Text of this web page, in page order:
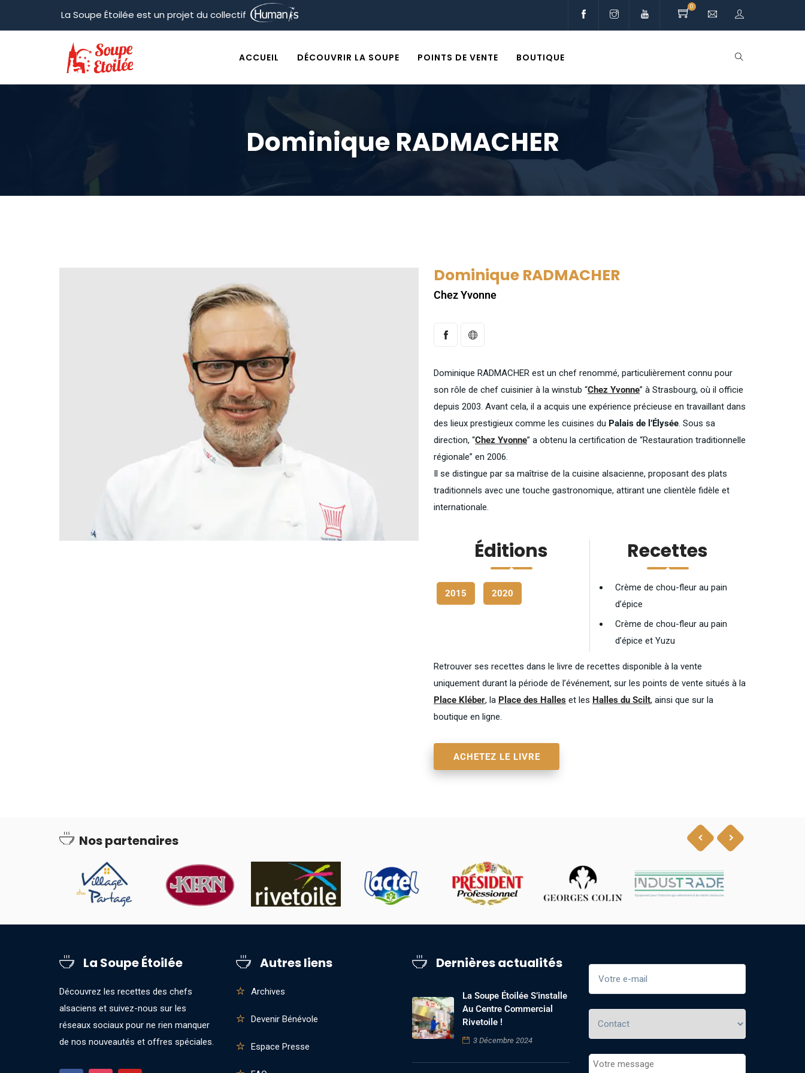
La Soupe Étoilée est un projet du collectif
0
ACCUEIL DÉCOUVRIR LA SOUPE POINTS DE VENTE BOUTIQUE
Dominique RADMACHER
Dominique RADMACHER
Chez Yvonne
Dominique RADMACHER est un chef renommé, particulièrement connu pour
son rôle de chef cuisinier à la winstub “Chez Yvonne” à Strasbourg, où il officie
depuis 2003. Avant cela, il a acquis une expérience précieuse en travaillant dans
des lieux prestigieux comme les cuisines du Palais de l’Élysée. Sous sa
direction, “Chez Yvonne” a obtenu la certification de “Restauration traditionnelle
régionale” en 2006.
Il se distingue par sa maîtrise de la cuisine alsacienne, proposant des plats
traditionnels avec une touche gastronomique, attirant une clientèle fidèle et
internationale.
Éditions
2015 2020
Recettes
Crème de chou-fleur au pain
d’épice
Crème de chou-fleur au pain
d’épice et Yuzu
Retrouver ses recettes dans le livre de recettes disponible à la vente
uniquement durant la période de l’événement, sur les points de vente situés à la
Place Kléber, la Place des Halles et les Halles du Scilt, ainsi que sur la
boutique en ligne.
ACHETEZ LE LIVRE
Nos partenaires
La Soupe Étoilée
Découvrez les recettes des chefs
alsaciens et suivez-nous sur les
réseaux sociaux pour ne rien manquer
de nos nouveautés et offres spéciales.
Autres liens
Archives
Devenir Bénévole
Espace Presse
Dernières actualités
La Soupe Étoilée S’installe
Au Centre Commercial
Rivetoile !
3 Décembre 2024